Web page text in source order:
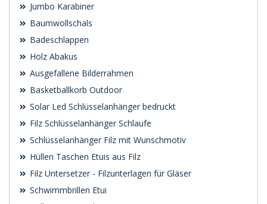
Jumbo Karabiner
Baumwollschals
Badeschlappen
Holz Abakus
Ausgefallene Bilderrahmen
Basketballkorb Outdoor
Solar Led Schlüsselanhänger bedruckt
Filz Schlüsselanhänger Schlaufe
Schlüsselanhänger Filz mit Wunschmotiv
Hüllen Taschen Etuis aus Filz
Filz Untersetzer - Filzunterlagen für Gläser
Schwimmbrillen Etui